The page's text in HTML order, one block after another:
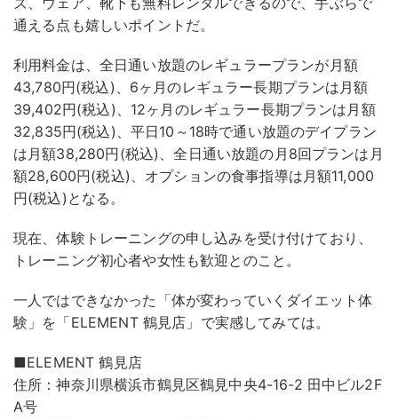
通える点も嬉しいポイントだ。
利用料金は、全日通い放題のレギュラープランが月額
43,780円(税込)、6ヶ月のレギュラー長期プランは月額
39,402円(税込)、12ヶ月のレギュラー長期プランは月額
32,835円(税込)、平日10～18時で通い放題のデイプラン
は月額38,280円(税込)、全日通い放題の月8回プランは月
額28,600円(税込)、オプションの食事指導は月額11,000
円(税込)となる。
現在、体験トレーニングの申し込みを受け付けており、
トレーニング初心者や女性も歓迎とのこと。
一人ではできなかった「体が変わっていくダイエット体
験」を「ELEMENT 鶴見店」で実感してみては。
■ELEMENT 鶴見店
住所：神奈川県横浜市鶴見区鶴見中央4-16-2 田中ビル2F
A号